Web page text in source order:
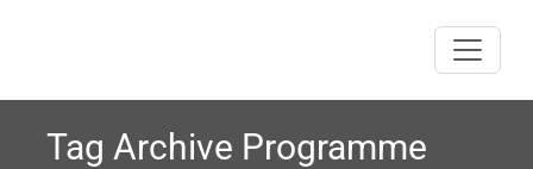
Tag Archive Programme